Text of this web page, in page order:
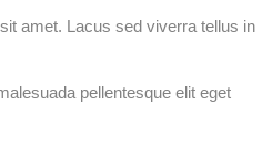
amet. Lacus sed viverra tellus in
pellentesque elit eget